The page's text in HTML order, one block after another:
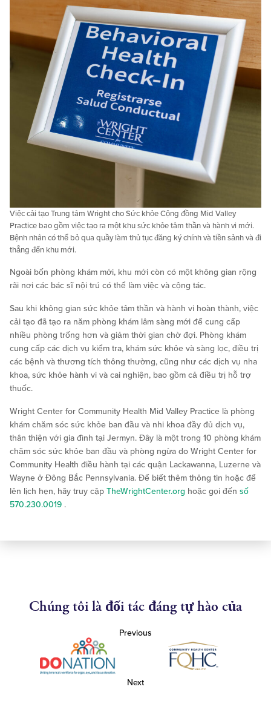
Việc cải tạo Trung tâm Wright cho Sức khỏe Cộng đồng Mid Valley
Practice bao gồm việc tạo ra một khu sức khỏe tâm thần và hành vi mới.
Bệnh nhân có thể bỏ qua quầy làm thủ tục đăng ký chính và tiền sảnh và đi
thẳng đến khu mới.
Ngoài bốn phòng khám mới, khu mới còn có một không gian rộng
rãi nơi các bác sĩ nội trú có thể làm việc và cộng tác.
Sau khi không gian sức khỏe tâm thần và hành vi hoàn thành, việc
cải tạo đã tạo ra năm phòng khám lâm sàng mới để cung cấp
nhiều phòng trống hơn và giảm thời gian chờ đợi. Phòng khám
cung cấp các dịch vụ kiểm tra, khám sức khỏe và sàng lọc, điều trị
các bệnh và thương tích thông thường, cũng như các dịch vụ nha
khoa, sức khỏe hành vi và cai nghiện, bao gồm cả điều trị hỗ trợ
thuốc.
Wright Center for Community Health Mid Valley Practice là phòng
khám chăm sóc sức khỏe ban đầu và nhi khoa đầy đủ dịch vụ,
thân thiện với gia đình tại Jermyn. Đây là một trong 10 phòng khám
chăm sóc sức khỏe ban đầu và phòng ngừa do Wright Center for
Community Health điều hành tại các quận Lackawanna, Luzerne và
Wayne ở Đông Bắc Pennsylvania. Để biết thêm thông tin hoặc để
lên lịch hẹn, hãy truy cập TheWrightCenter.org hoặc gọi đến số
570.230.0019 .
Chúng tôi là đối tác đáng tự hào của
Previous
Next